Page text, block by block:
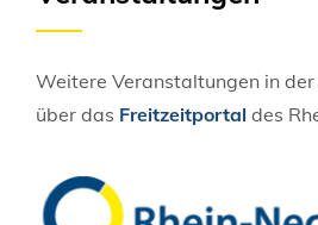
Weitere Veranstaltungen in der
über das Freitzeitportal des